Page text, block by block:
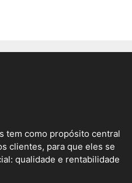
tem como propósito central
clientes, para que eles se
qualidade e rentabilidade